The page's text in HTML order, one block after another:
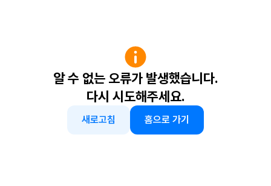
알 수 없는 오류가 발생했습니다.
다시 시도해주세요.
새로고침 홈으로 가기